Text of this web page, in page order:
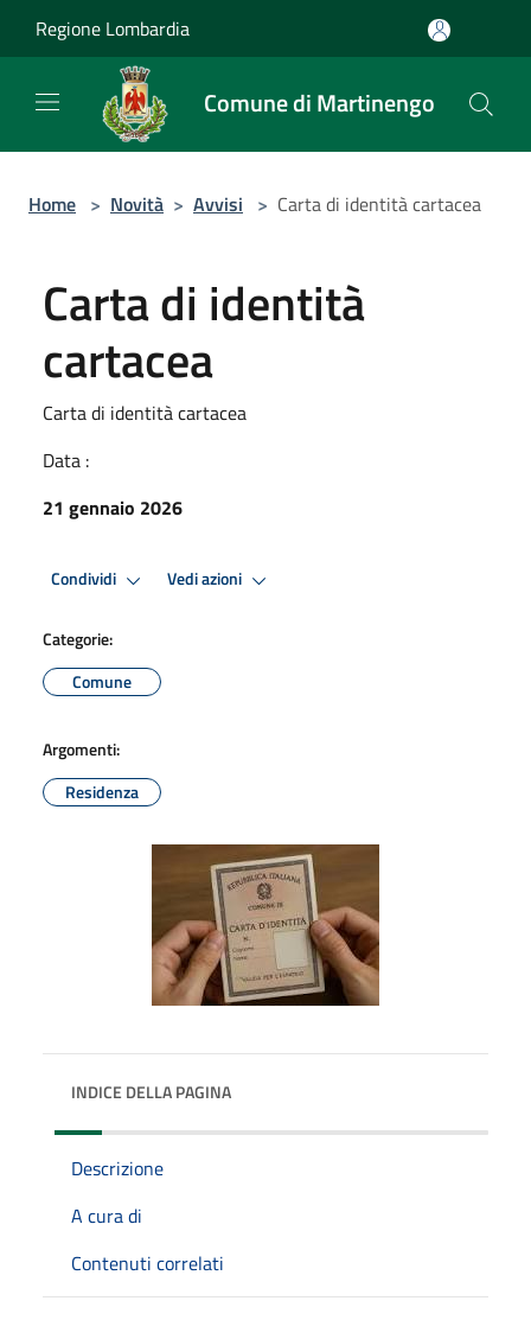
Regione Lombardia
Comune di Martinengo
Home > Novità > Avvisi > Carta di identità cartacea
Carta di identità
cartacea
Carta di identità cartacea
Data :
21 gennaio 2026
Condividi Vedi azioni
Categorie:
Comune
Argomenti:
Residenza
INDICE DELLA PAGINA
Descrizione
A cura di
Contenuti correlati